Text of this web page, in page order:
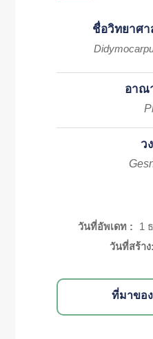
ชื่อวิทยาศา
อาณ
ว
วันที่อัพเดท :
1
วันที่สร้าง:
ที่มาขอ